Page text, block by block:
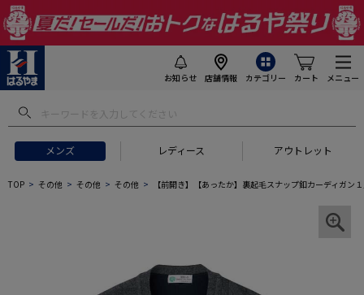
お知らせ 店舗情報 カテゴリー カート メニュー
メンズ レディース アウトレット
TOP その他 その他 その他 【前開き】【あったか】裏起毛スナップ釦カーディガ